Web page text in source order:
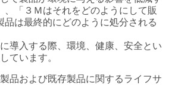
、「３Ｍはそれをどのようにして販
品は最終的にどのように処分される
導入する際、環境、健康、安全とい
ています。
品および既存製品に関するライフサ